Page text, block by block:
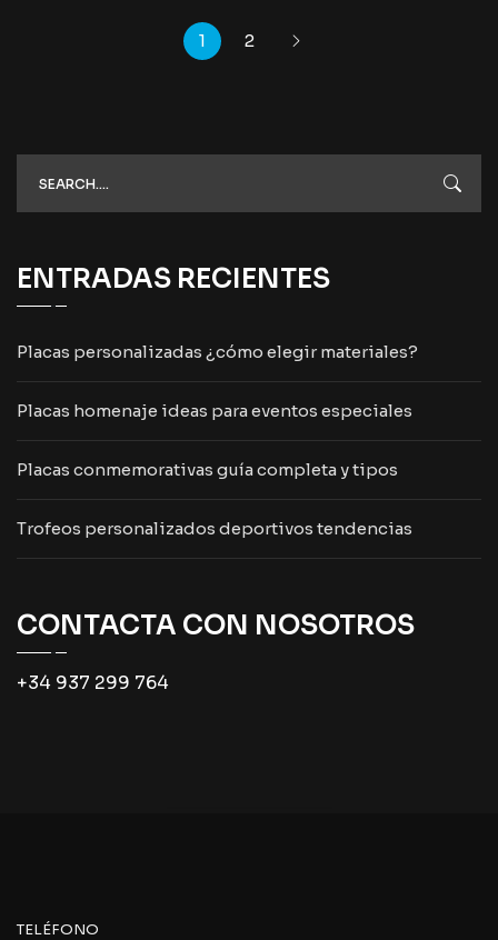
1 2
ENTRADAS RECIENTES
Placas personalizadas ¿cómo elegir materiales?
Placas homenaje ideas para eventos especiales
Placas conmemorativas guía completa y tipos
Trofeos personalizados deportivos tendencias
CONTACTA CON NOSOTROS
+34 937 299 764
TELÉFONO